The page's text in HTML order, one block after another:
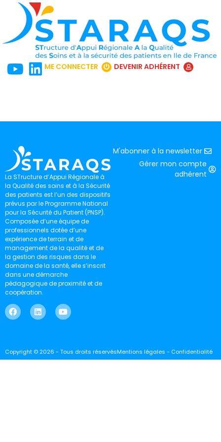
ME CONNECTER DEVENIR ADHÉRENT
La STructure d’Appui Régionale à
la Qualité des soins et à la Sécurité
des patients est l’un des dispositifs
prévus par le Programme National
pour la Sécurité du Patient (PNSP).
Composée d’une équipe de
professionnels dotée d’une
expérience de terrain et de
management de la qualité et de
la gestion des risques dans le
domaine de la santé, elle s’inscrit
dans une démarche
pédagogique de proximité et de
coopération.
M'abonner à la newsletter
Gérer mon compte
adhérent
Copyright © 2026 - Tous droits réservésMentions légales - Confidentialité